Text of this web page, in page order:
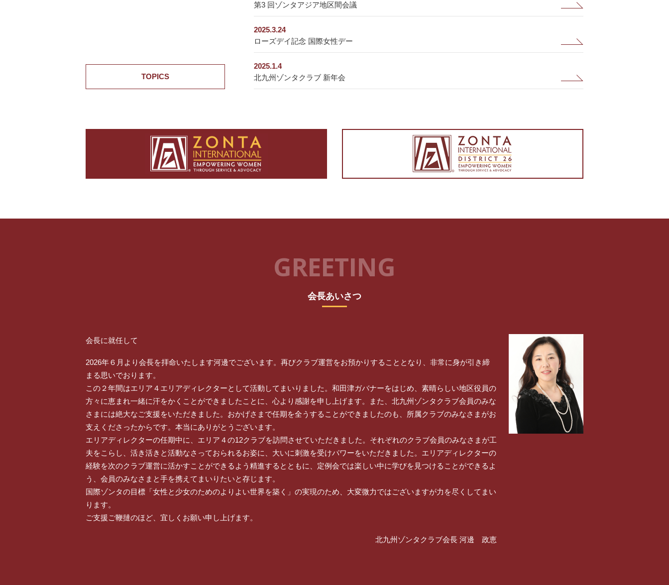
第3 回ゾンタアジア地区間会議
2025.3.24
ローズデイ記念 国際女性デー
2025.1.4
北九州ゾンタクラブ 新年会
TOPICS
GREETING
会長あいさつ
会長に就任して
2026年６月より会長を拝命いたします河邊でございます。再びクラブ運営をお預かりすることとなり、非常に身が引き締
まる思いでおります。
この２年間はエリア４エリアディレクターとして活動してまいりました。和田津ガバナーをはじめ、素晴らしい地区役員の
方々に恵まれ一緒に汗をかくことができましたことに、心より感謝を申し上げます。また、北九州ゾンタクラブ会員のみな
さまには絶大なご支援をいただきました。おかげさまで任期を全うすることができましたのも、所属クラブのみなさまがお
支えくださったからです。本当にありがとうございます。
エリアディレクターの任期中に、エリア４の12クラブを訪問させていただきました。それぞれのクラブ会員のみなさまが工
夫をこらし、活き活きと活動なさっておられるお姿に、大いに刺激を受けパワーをいただきました。エリアディレクターの
経験を次のクラブ運営に活かすことができるよう精進するとともに、定例会では楽しい中に学びを見つけることができるよ
う、会員のみなさまと手を携えてまいりたいと存じます。
国際ゾンタの目標「女性と少女のためのよりよい世界を築く」の実現のため、大変微力ではございますが力を尽くしてまい
ります。
ご支援ご鞭撻のほど、宜しくお願い申し上げます。
北九州ゾンタクラブ会長 河邊 政恵